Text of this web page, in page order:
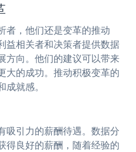
者，他们还是变革的推动
益相关者和决策者提供数据
方向。他们的建议可以带来
大的成功。推动积极变革的
就感。
吸引力的薪酬待遇。数据分
得良好的薪酬，随着经验的